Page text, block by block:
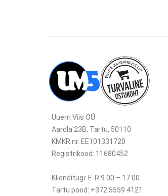
Uuem Viis OÜ
Aardla 23B, Tartu, 50110
KMKR nr. EE101331720
Registrikood: 11680452
Klienditugi: E-R 9.00 – 17.00
Tartu pood: +372 5559 4121